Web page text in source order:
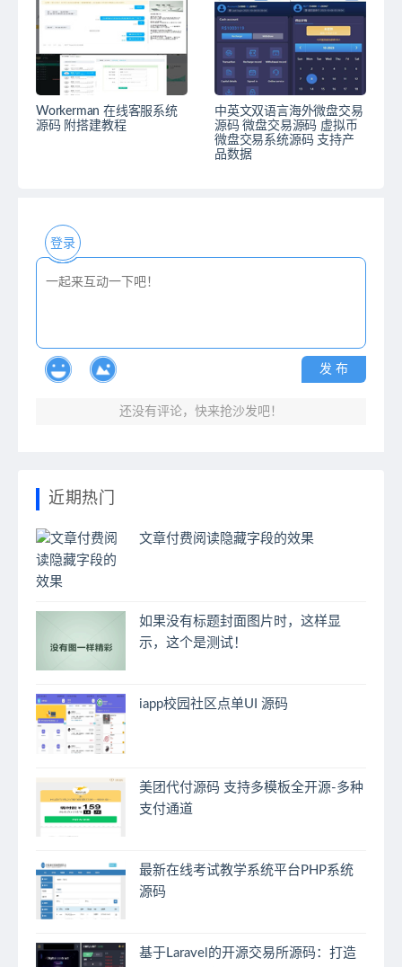
Workerman 在线客服系统
源码 附搭建教程
中英文双语言海外微盘交易
源码 微盘交易源码 虚拟币
微盘交易系统源码 支持产
品数据
登录
发 布
还没有评论，快来抢沙发吧！
近期热门
文章付费阅读隐藏字段的效果
如果没有标题封面图片时，这样显
示，这个是测试！
iapp校园社区点单UI 源码
美团代付源码 支持多模板全开源-多种
支付通道
最新在线考试教学系统平台PHP系统
源码
基于Laravel的开源交易所源码：打造